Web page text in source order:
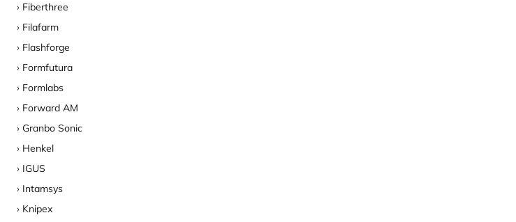
Fiberthree
Filafarm
Flashforge
Formfutura
Formlabs
Forward AM
Granbo Sonic
Henkel
IGUS
Intamsys
Knipex